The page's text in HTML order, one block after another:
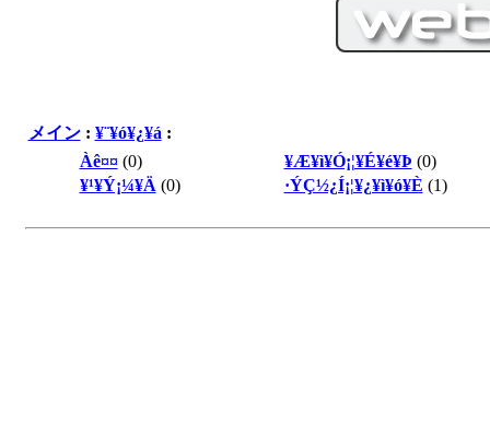
メイン: ¥¨¥ó¥¿¥á :
Àê¤¤(0) ¥Æ¥ì¥Ó¡¦¥É¥é¥Þ (0)
¥¹¥Ý¡¼¥Ä (0) ·ÝÇ½¿Í¡¦¥¿¥ì¥ó¥È (1)